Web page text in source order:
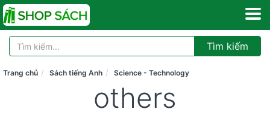
Tìm kiếm
Trang chủ Sách tiếng Anh Science - Technology
others